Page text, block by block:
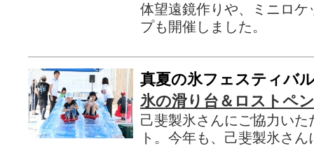
体望遠鏡作りや、ミニロ
プも開催しました。
真夏の氷フェスティバ
氷の滑り台＆ロストペ
己斐製氷さんにご協力い
ト。今年も、己斐製氷さ